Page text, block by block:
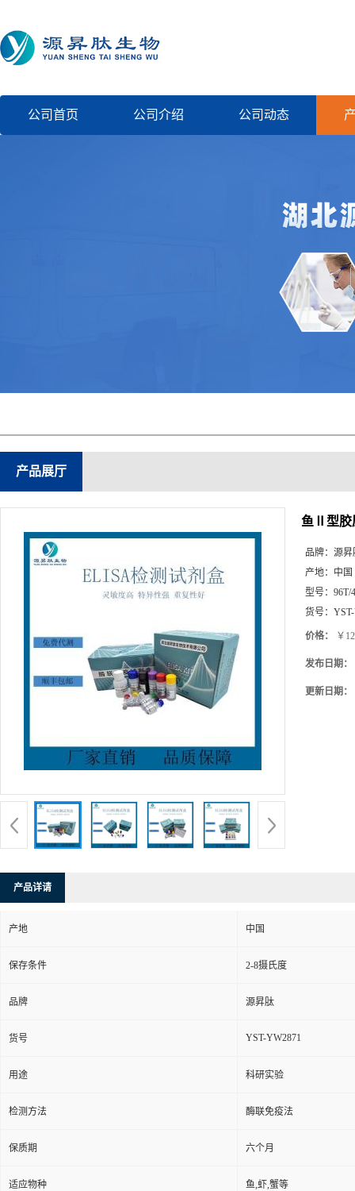
公司首页 公司介绍 公司动态
产品展厅
鱼Ⅱ型胶
品牌： 源昇
产地： 中国
型号： 96T/
货号：
价格： ￥
发布日期：
更新日期：
产品详请
产地 中国
保存条件 2-8摄氏度
品牌 源昇肽
货号 YST-YW2871
用途 科研实验
检测方法 酶联免疫法
保质期 六个月
适应物种 鱼,虾,蟹等